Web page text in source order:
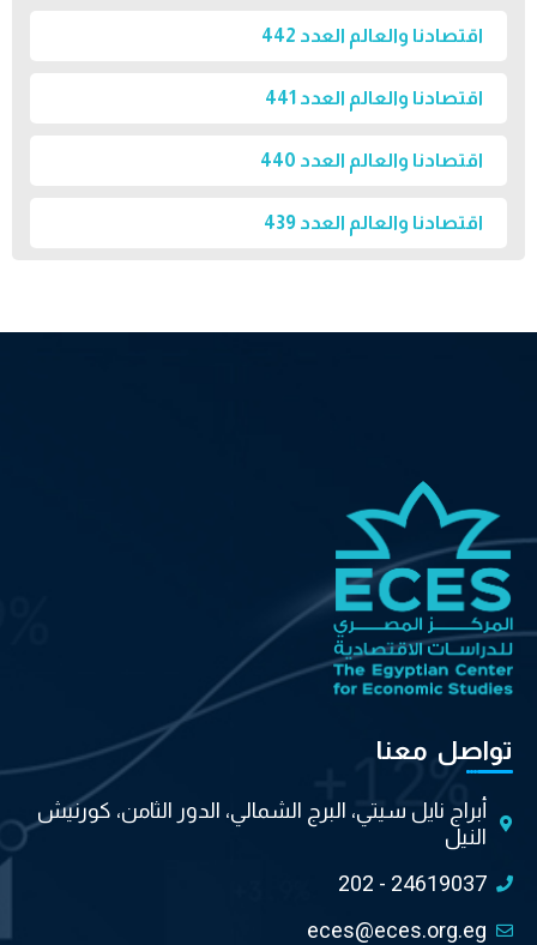
اقتصادنا والعالم العدد 442
اقتصادنا والعالم العدد 441
اقتصادنا والعالم العدد 440
اقتصادنا والعالم العدد 439
تواصل معنا
أبراج نايل سيتي، البرج الشمالي، الدور الثامن، كورنيش
النيل
202 - 24619037
eces@eces.org.eg